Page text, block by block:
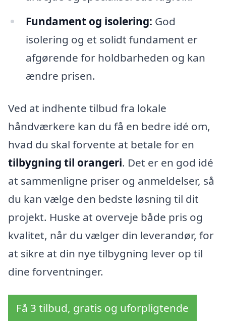
Fundament og isolering: God
isolering og et solidt fundament er
afgørende for holdbarheden og kan
ændre prisen.
Ved at indhente tilbud fra lokale
håndværkere kan du få en bedre idé om,
hvad du skal forvente at betale for en
tilbygning til orangeri. Det er en god idé
at sammenligne priser og anmeldelser, så
du kan vælge den bedste løsning til dit
projekt. Huske at overveje både pris og
kvalitet, når du vælger din leverandør, for
at sikre at din nye tilbygning lever op til
dine forventninger.
Få 3 tilbud, gratis og uforpligtende